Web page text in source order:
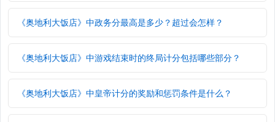
《奥地利大饭店》中政务分最高是多少？超过会怎样？
《奥地利大饭店》中游戏结束时的终局计分包括哪些部分？
《奥地利大饭店》中皇帝计分的奖励和惩罚条件是什么？